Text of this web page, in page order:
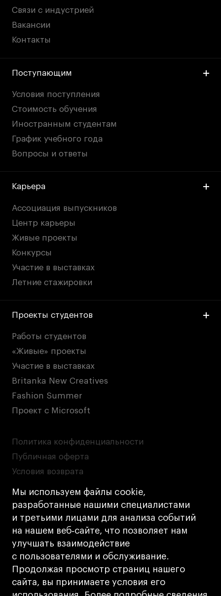
Мы используем файлы cookie,
разработанные нашими специалистами
и третьими лицами для анализа событий
на нашем веб‑сайте, что позволяет нам
улучшать взаимодействие
с пользователями и обслуживание.
Продолжая просмотр страниц нашего
сайта, вы принимаете условия его
Связи с индустрией
Вакансии
Контакты
Поступающим
Условия поступления
Стоимость обучения
Иностранным студентам
График учебного года
Вопросы и ответы
Карьера
Ассоциация выпускников
Центр карьеры
Живые проекты
Конкурсы
Участие в выставках
Летние стажировки
Проекты студентов
Работы студентов
«Живые» проекты
Участие в выставках
Britanka New Creatives
Fashion Summer
Проект с Microsoft
Политика конфиденциальности
Публичная оферта
Условия возврата
Кредит на образование с господдержкой
Лицензия на осуществление образовательной
деятельности АНО ВО «Универсальный
Университет»
Карта сайта
Дизайн
Разработка